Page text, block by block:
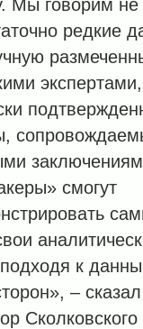
Мы говорим не
редкие
смогут
к
– сказал
Сколковского